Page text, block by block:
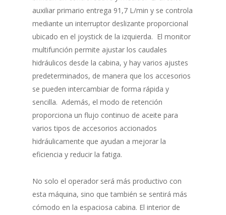
auxiliar primario entrega 91,7 L/min y se controla
mediante un interruptor deslizante proporcional
ubicado en el joystick de la izquierda. El monitor
multifunción permite ajustar los caudales
hidráulicos desde la cabina, y hay varios ajustes
predeterminados, de manera que los accesorios
se pueden intercambiar de forma rápida y
sencilla. Además, el modo de retención
proporciona un flujo continuo de aceite para
varios tipos de accesorios accionados
hidráulicamente que ayudan a mejorar la
eficiencia y reducir la fatiga.
No solo el operador será más productivo con
esta máquina, sino que también se sentirá más
cómodo en la espaciosa cabina. El interior de